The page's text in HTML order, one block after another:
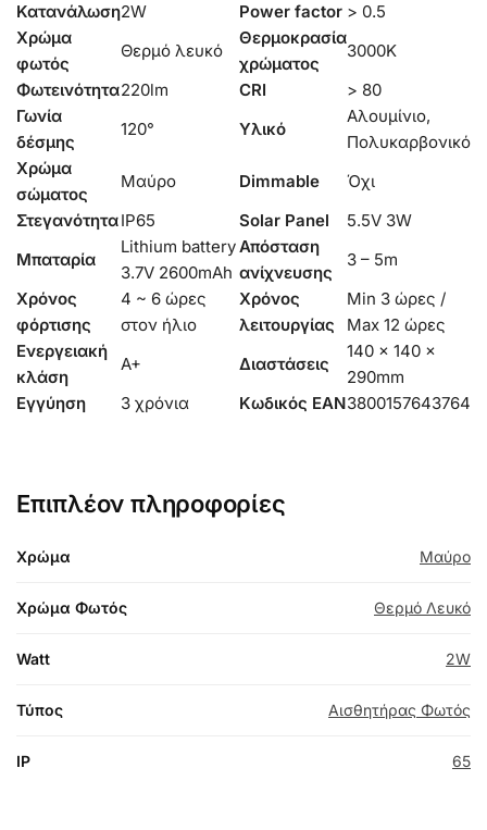
Κατανάλωση2W Power factor > 0.5
Χρώμα
φωτός
Θερμό λευκό
Θερμοκρασία
χρώματος
3000K
Φωτεινότητα220lm CRI
> 80
Γωνία
δέσμης
120° Υλικό
Αλουμίνιο,
Πολυκαρβονικό
Χρώμα
σώματος
Μαύρο Dimmable
Όχι
ΣτεγανότηταIP65 Solar Panel
5.5V 3W
Μπαταρία
Lithium battery
3.7V 2600mAh
Απόσταση
ανίχνευσης
3 – 5m
Χρόνος
φόρτισης
4 ~ 6 ώρες
στον ήλιο
Χρόνος
λειτουργίας
Min 3 ώρες /
Max 12 ώρες
Ενεργειακή
κλάση
A+ Διαστάσεις
140 x 140 x
290mm
Εγγύηση
3 χρόνια Κωδικός EAN3800157643764
Επιπλέον πληροφορίες
Χρώμα Μαύρο
Χρώμα Φωτός Θερμό Λευκό
Watt 2W
Τύπος Αισθητήρας Φωτός
IP 65